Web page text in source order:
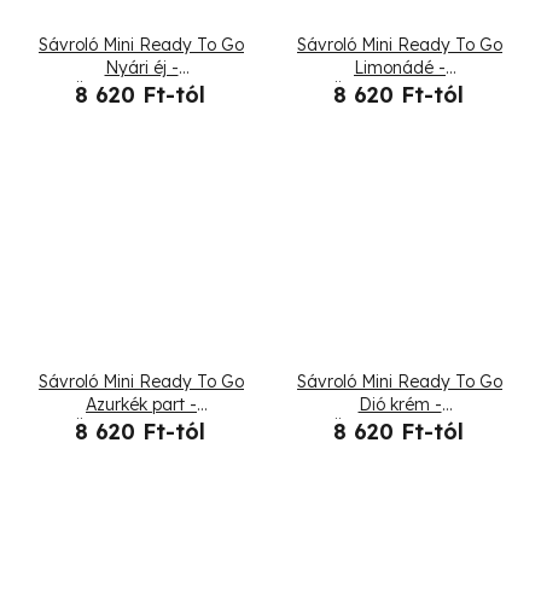
Sávroló Mini Ready To Go
Nyári éj -
Összehajtogatott
8 620 Ft-tól
Sávroló Mini Ready To Go
Limonádé -
Összehajtogatott
8 620 Ft-tól
Sávroló Mini Ready To Go
Azurkék part -
Összehajtogatott
8 620 Ft-tól
Sávroló Mini Ready To Go
Dió krém -
Összehajtogatott
8 620 Ft-tól